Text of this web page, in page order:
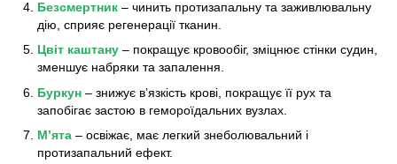
Безсмертник – чинить протизапальну та заживлювальну
дію, сприяє регенерації тканин.
Цвіт каштану – покращує кровообіг, зміцнює стінки судин,
зменшує набряки та запалення.
Буркун – знижує в’язкість крові, покращує її рух та
запобігає застою в гемороїдальних вузлах.
М’ята – освіжає, має легкий знеболювальний і
протизапальний ефект.